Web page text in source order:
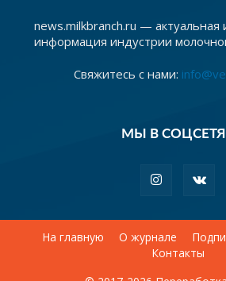
news.milkbranch.ru — актуальная
информация индустрии
Свяжитесь с нами:
МЫ В
На главную О журнале
Контакты